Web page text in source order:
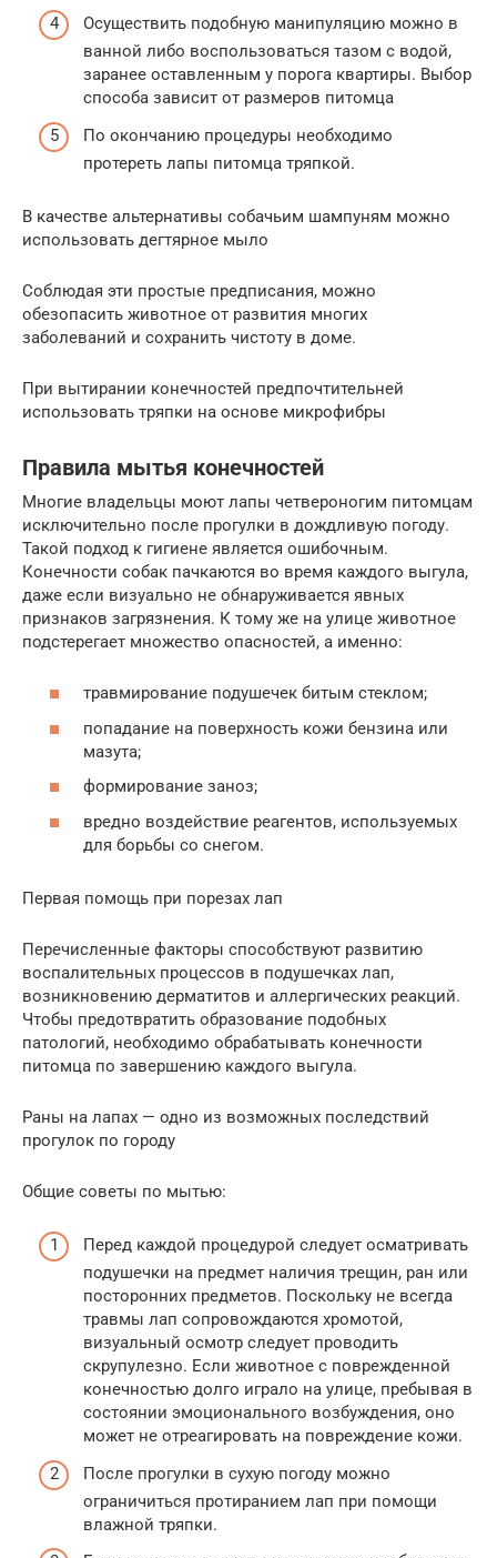
Осуществить подобную манипуляцию можно в
ванной либо воспользоваться тазом с водой,
заранее оставленным у порога квартиры. Выбор
способа зависит от размеров питомца
По окончанию процедуры необходимо
протереть лапы питомца тряпкой.
В качестве альтернативы собачьим шампуням можно
использовать дегтярное мыло
Соблюдая эти простые предписания, можно
обезопасить животное от развития многих
заболеваний и сохранить чистоту в доме.
При вытирании конечностей предпочтительней
использовать тряпки на основе микрофибры
Правила мытья конечностей
Многие владельцы моют лапы четвероногим питомцам
исключительно после прогулки в дождливую погоду.
Такой подход к гигиене является ошибочным.
Конечности собак пачкаются во время каждого выгула,
даже если визуально не обнаруживается явных
признаков загрязнения. К тому же на улице животное
подстерегает множество опасностей, а именно:
травмирование подушечек битым стеклом;
попадание на поверхность кожи бензина или
мазута;
формирование заноз;
вредно воздействие реагентов, используемых
для борьбы со снегом.
Первая помощь при порезах лап
Перечисленные факторы способствуют развитию
воспалительных процессов в подушечках лап,
возникновению дерматитов и аллергических реакций.
Чтобы предотвратить образование подобных
патологий, необходимо обрабатывать конечности
питомца по завершению каждого выгула.
Раны на лапах — одно из возможных последствий
прогулок по городу
Общие советы по мытью:
Перед каждой процедурой следует осматривать
подушечки на предмет наличия трещин, ран или
посторонних предметов. Поскольку не всегда
травмы лап сопровождаются хромотой,
визуальный осмотр следует проводить
скрупулезно. Если животное с поврежденной
конечностью долго играло на улице, пребывая в
состоянии эмоционального возбуждения, оно
может не отреагировать на повреждение кожи.
После прогулки в сухую погоду можно
ограничиться протиранием лап при помощи
влажной тряпки.